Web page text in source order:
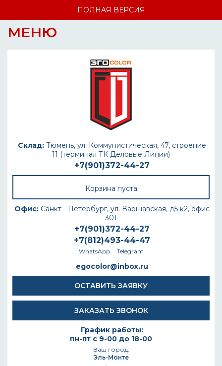
ПОЛНАЯ ВЕРСИЯ
МЕНЮ
Склад: Тюмень, ул. Коммунистическая, 47, строение
11 (терминал ТК Деловые Линии)
+7(901)372-44-27
Корзина пуста
Офис: Санкт - Петербург, ул. Варшавская, д5 к2, офис
301
+7(901)372-44-27
+7(812)493-44-47
WhatsApp Telegram
egocolor@inbox.ru
ОСТАВИТЬ ЗАЯВКУ
ЗАКАЗАТЬ ЗВОНОК
График работы:
пн-пт с 9-00 до 18-00
Ваш город:
Эль-Монте